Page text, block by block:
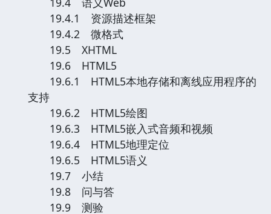
19.4.1 资源描述框架
19.4.2 微格式
19.5 XHTML
19.6 HTML5
19.6.1 HTML5本地存储和离线应用程序的
支持
19.6.2 HTML5绘图
19.6.3 HTML5嵌入式音频和视频
19.6.4 HTML5地理定位
19.6.5 HTML5语义
19.7 小结
19.8 问与答
19.9 测验